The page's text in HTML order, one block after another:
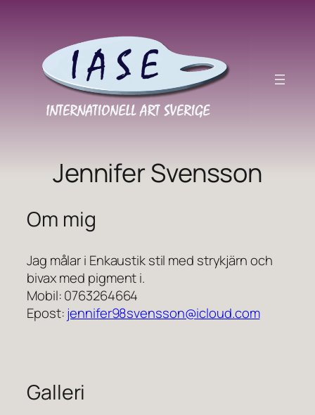
innehåll
Jennifer Svensson
Om mig
Jag målar i Enkaustik stil med strykjärn och
bivax med pigment i.
Mobil: 0763264664
Epost:jennifer98svensson@icloud.com
Galleri